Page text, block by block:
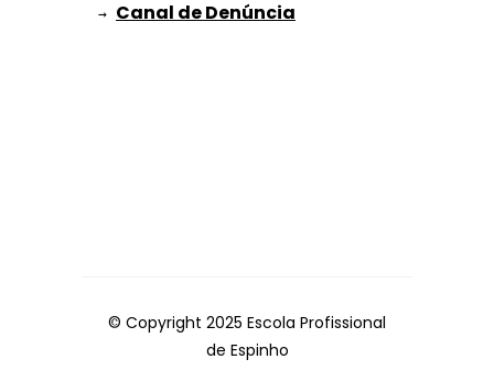
→
© Copyright 2025 Escola Profissional
de Espinho